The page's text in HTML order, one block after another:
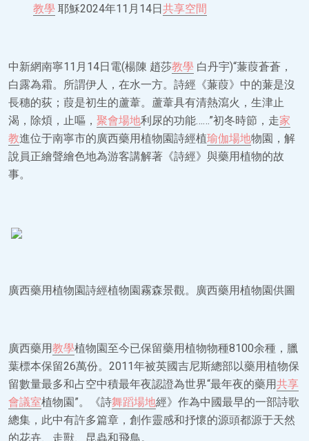
教學 耶穌2024年11月14日共享空間
中新網南寧11月14日電(楊陳 趙莎教學 白丹宇)“蒹葭蒼蒼，
白露為霜。所謂伊人，在水一方。詩經《蒹葭》中的蒹是沒
長穗的荻；葭是初生的蘆葦。蘆葦具有清熱瀉火，生津止
渴，除煩，止嘔， 聚會場地利尿的功能……”初冬時節，走家
教進位于南寧市的廣西藥用植物園詩經植瑜伽場地物園，解
說員正繪聲繪色地為游客講解著《詩經》與藥用植物的故
事。
廣西藥用植物園詩經植物園霧森景觀。廣西藥用植物園供圖
廣西藥用教學植物園至今已保留藥用植物物種8100余種，臘
葉標本保留26萬份。2011年被英國吉尼斯總部以藥用植物保
留數量最多和占空中積最年夜認證為世界“最年夜的藥用共享
會議室植物園”。《詩舞蹈場地經》作為中國最早的一部詩歌
總集，此中有許多篇章，創作靈感和抒懷的源頭都源于天然
的花卉、走獸、昆蟲和飛鳥。